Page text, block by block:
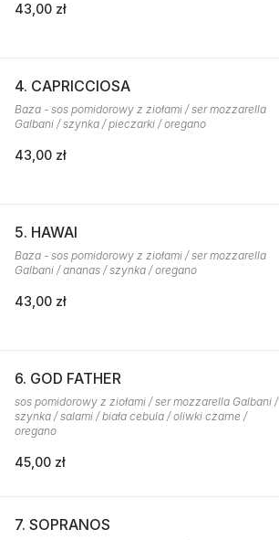
43,00 zł
4. CAPRICCIOSA
Baza - sos pomidorowy z ziołami / ser mozzarella
Galbani / szynka / pieczarki / oregano
43,00 zł
5. HAWAI
Baza - sos pomidorowy z ziołami / ser mozzarella
Galbani / ananas / szynka / oregano
43,00 zł
6. GOD FATHER
sos pomidorowy z ziołami / ser mozzarella Galbani /
szynka / salami / biała cebula / oliwki czarne /
oregano
45,00 zł
7. SOPRANOS